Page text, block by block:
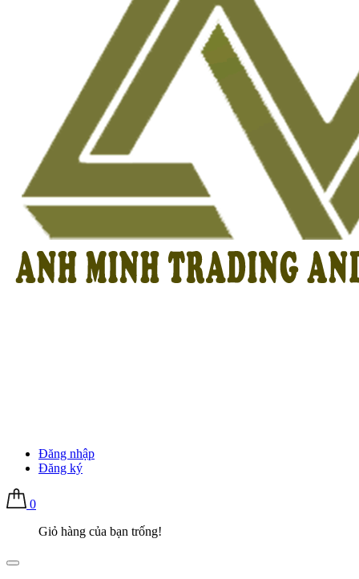
Đăng nhập
Đăng ký
0
Giỏ hàng của bạn trống!